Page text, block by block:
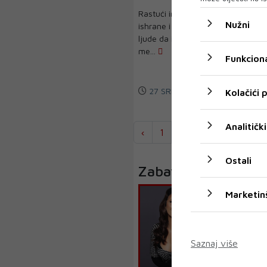
Rastući interes za zdraviji način
ishrane i brige za okoliš potiče
ljude da istraže zamjene za
me...
27 SRP 2024
‹ 1 203 204
Zabava
Nužni
Kolačići
Analitički
Ostali
Saznaj više